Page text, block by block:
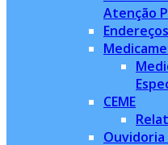
Atenção
Endereços
CEME
Ouvidoria